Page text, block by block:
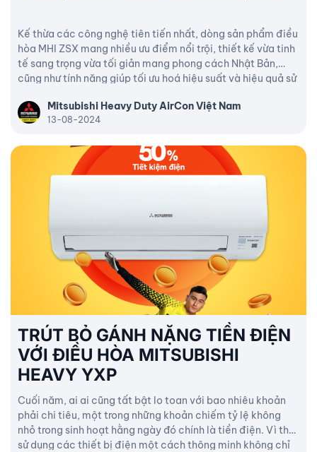
Kế thừa các công nghệ tiên tiến nhất, dòng sản phẩm điều
hòa MHI ZSX mang nhiều ưu điểm nổi trội, thiết kế vừa tinh
tế sang trọng vừa tối giản mang phong cách Nhật Bản,
cũng như tính năng giúp tối ưu hoá hiệu suất và hiệu quả sử
Mitsubishi Heavy Duty AirCon Việt Nam
13-08-2024
TRÚT BỎ GÁNH NẶNG TIỀN ĐIỆN
VỚI ĐIỀU HÒA MITSUBISHI
HEAVY YXP
Cuối năm, ai ai cũng tất bật lo toan với bao nhiêu khoản
phải chi tiêu, một trong những khoản chiếm tỷ lệ không
nhỏ trong sinh hoạt hằng ngày đó chính là tiền điện. Vì thế,
sử dụng các thiết bị điện một cách thông minh không chỉ